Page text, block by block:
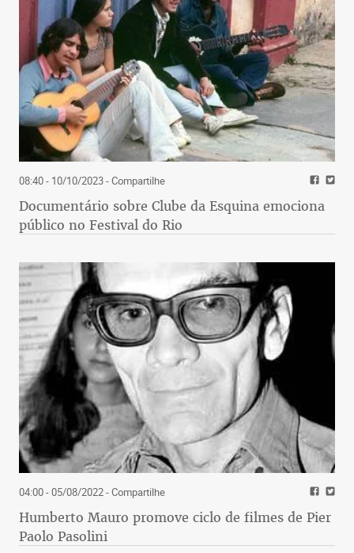
08:40 - 10/10/2023- Compartilhe
Documentário sobre Clube da Esquina emociona
público no Festival do Rio
04:00 - 05/08/2022- Compartilhe
Humberto Mauro promove ciclo de filmes de Pier
Paolo Pasolini